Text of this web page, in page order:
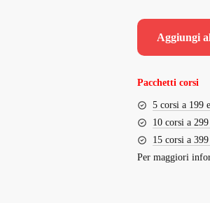
era:
Aggiungi
Pacchetti corsi
5 corsi a 199
10 corsi a
15 corsi a
Per maggiori